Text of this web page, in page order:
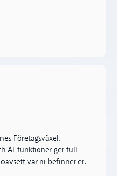
Företagsväxel.
AI-funktioner ger full
var ni befinner er.